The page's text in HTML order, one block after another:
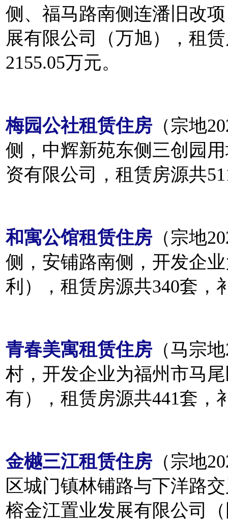
侧、福马路南侧连潘旧改
展有限公司（万旭），租
2155.05万元。
梅园公社租赁住房 （宗地
侧，中辉新苑东侧三创园
资有限公司，租赁房源共
和寓公馆租赁住房 （宗地
侧，安铺路南侧，开发企
利），租赁房源共340套，
青春美寓租赁住房 （马宗
村，开发企业为福州市马
有），租赁房源共441套，
金樾三江租赁住房 （宗地
区城门镇林铺路与下洋路
榕金江置业发展有限公司